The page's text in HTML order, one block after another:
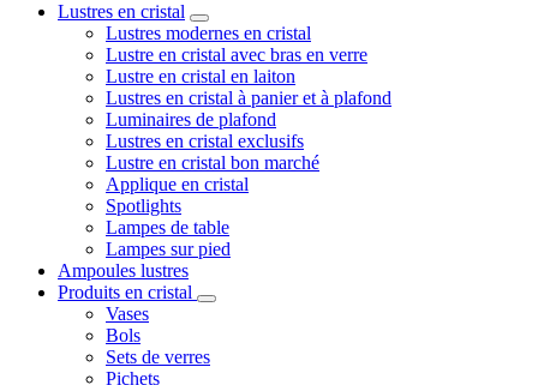
Lustres en cristal
Lustres modernes en cristal
Lustre en cristal avec bras en verre
Lustre en cristal en laiton
Lustres en cristal à panier et à plafond
Luminaires de plafond
Lustres en cristal exclusifs
Lustre en cristal bon marché
Applique en cristal
Spotlights
Lampes de table
Lampes sur pied
Ampoules lustres
Produits en cristal
Vases
Bols
Sets de verres
Pichets